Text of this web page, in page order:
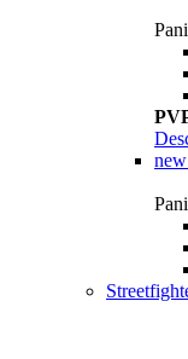
new